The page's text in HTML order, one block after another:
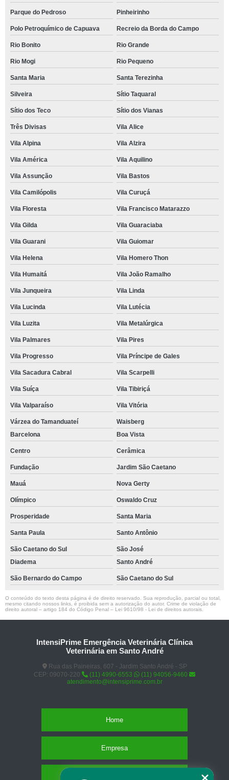
Parque do Pedroso Pinheirinho
Polo Petroquímico de Capuava Recreio da Borda do Campo
Rio Bonito Rio Grande
Rio Mogi Rio Pequeno
Santa Maria Santa Terezinha
Silveira Sítio Taquaral
Sítio dos Teco Sítio dos Vianas
Três Divisas Vila Alice
Vila Alpina Vila Alzira
Vila América Vila Aquilino
Vila Assunção Vila Bastos
Vila Camilópolis Vila Curuçá
Vila Floresta Vila Francisco Matarazzo
Vila Gilda Vila Guaraciaba
Vila Guarani Vila Guiomar
Vila Helena Vila Homero Thon
Vila Humaitá Vila João Ramalho
Vila Junqueira Vila Linda
Vila Lucinda Vila Lutécia
Vila Luzita Vila Metalúrgica
Vila Palmares Vila Pires
Vila Progresso Vila Príncipe de Gales
Vila Sacadura Cabral Vila Scarpelli
Vila Suíça Vila Tibiriçá
Vila Valparaíso Vila Vitória
Várzea do Tamanduateí
Waisberg
Barcelona
Boa Vista
Centro Cerâmica
Fundação Jardim São Caetano
Mauá Nova Gerty
Olímpico Oswaldo Cruz
Prosperidade Santa Maria
Santa Paula Santo Antônio
São Caetano do Sul
São José
Diadema
Santo André
São Bernardo do Campo São Caetano do Sul
O conteúdo do texto desta página é de direito reservado. Sua reprodução, parcial ou total,
mesmo citando nossos links, é proibida sem a autorização do autor. Crime de violação de
direito autoral – artigo 184 do Código Penal – Lei 9610/98 - Lei de direitos autorais
IntensiPrime Emergência Veterinária Clínica
Veterinária em Santo André
Rua das Paineiras, 607 - Jardim Santo André - SP
CEP: 09070-220
(11) 4990-6553
(11) 94056-9460
atendimento@intensiprime.com.br
Home
Empresa